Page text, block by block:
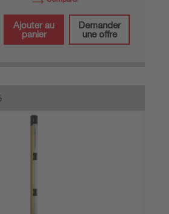
Ajouter au
panier
Demander
une offre